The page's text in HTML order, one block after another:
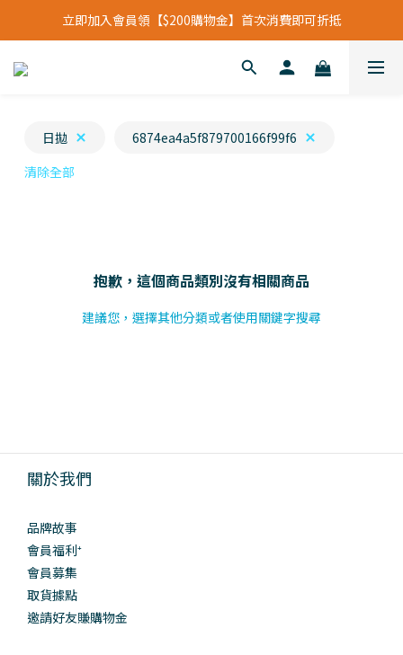
立即加入會員領【$200購物金】首次消費即可折抵
立即加入會員領【$200購物金】首次消費即可折抵
會員福利新升級⁺紅利點數【1點折抵現金$1元】
日拋
6874ea4a5f879700166f99f6
清除全部
抱歉，這個商品類別沒有相關商品
建議您，選擇其他分類或者使用關鍵字搜尋
關於我們
品牌故事
會員福利⁺
會員募集
取貨據點
邀請好友賺購物金